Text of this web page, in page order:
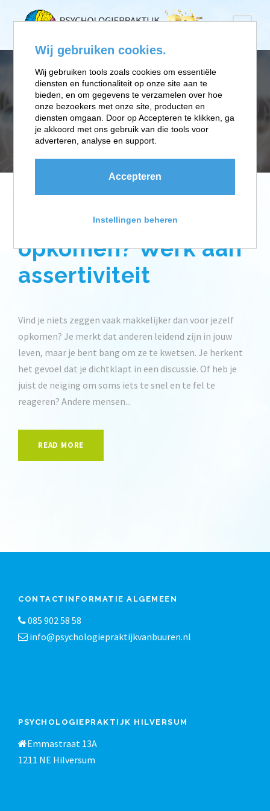
DAY
oktober 24, 2017
Beter voor jezelf
opkomen? Werk aan
assertiviteit
Vind je niets zeggen vaak makkelijker dan voor jezelf
opkomen? Je merkt dat anderen leidend zijn in jouw
leven, maar je bent bang om ze te kwetsen. Je herkent
het gevoel dat je dichtklapt in een discussie. Of heb je
juist de neiging om soms iets te snel en te fel te
reageren? Andere mensen...
READ MORE
CONTACTINFORMATIE ALGEMEEN
085 902 58 58
info@psychologiepraktijkvanbuuren.nl
PSYCHOLOGIEPRAKTIJK HILVERSUM
Emmastraat 13A
1211 NE Hilversum
Wij gebruiken cookies.
Wij gebruiken tools zoals cookies om essentiële
diensten en functionaliteit op onze site aan te
bieden, en om gegevens te verzamelen over hoe
onze bezoekers met onze site, producten en
diensten omgaan. Door op Accepteren te klikken, ga
je akkoord met ons gebruik van die tools voor
adverteren, analyse en support.
Accepteren
Instellingen beheren